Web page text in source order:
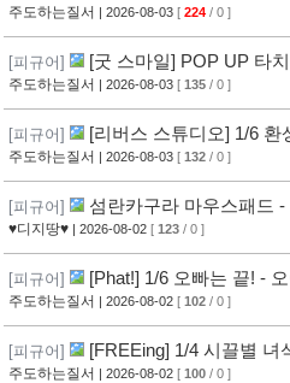
주도하는질서 | 2026-08-03 [ 224 / 0 ]
[피규어] [굿 스마일] POP UP 타
주도하는질서 | 2026-08-03 [ 135 / 0 ]
[피규어]
[리버스 스튜디오] 1/6 환
틀 Ver
주도하는질서 | 2026-08-03 [ 132 / 0 ]
[피규어] 섬란카구라 마우스패드 -
♥디지땅♥ | 2026-08-02 [ 123 / 0 ]
[피규어] [Phat!] 1/6 오빠는 끝! -
주도하는질서 | 2026-08-02 [ 102 / 0 ]
[피규어] [FREEing] 1/4 시끌별 녀
주도하는질서 | 2026-08-02 [ 100 / 0 ]